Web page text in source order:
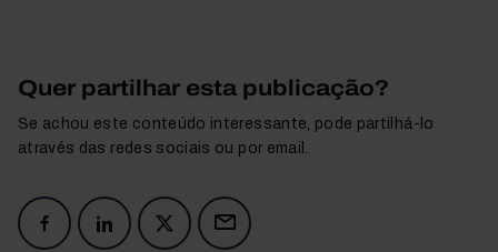
Quer partilhar esta publicação?
Se achou este conteúdo interessante, pode partilhá-lo
através das redes sociais ou por email.